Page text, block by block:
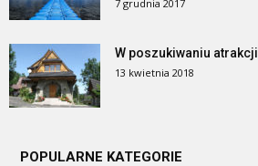
7 grudnia 2017
W poszukiwaniu atrakcji
13 kwietnia 2018
POPULARNE KATEGORIE